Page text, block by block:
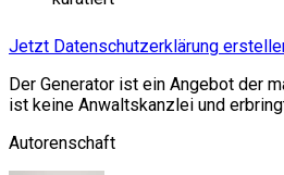
Jetzt Datenschutzerklärung
Der Generator ist ein Angebot der
ist keine Anwaltskanzlei und
Autorenschaft